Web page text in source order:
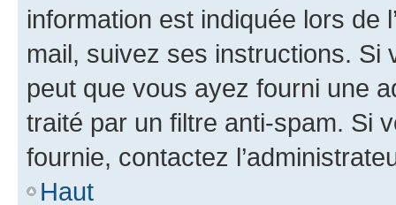
information est indiquée lors de
mail, suivez ses instructions. Si
peut que vous ayez fourni une
traité par un filtre anti-spam. Si
fournie, contactez
Haut